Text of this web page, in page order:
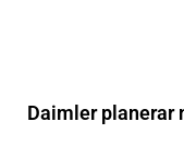
Daimler planerar